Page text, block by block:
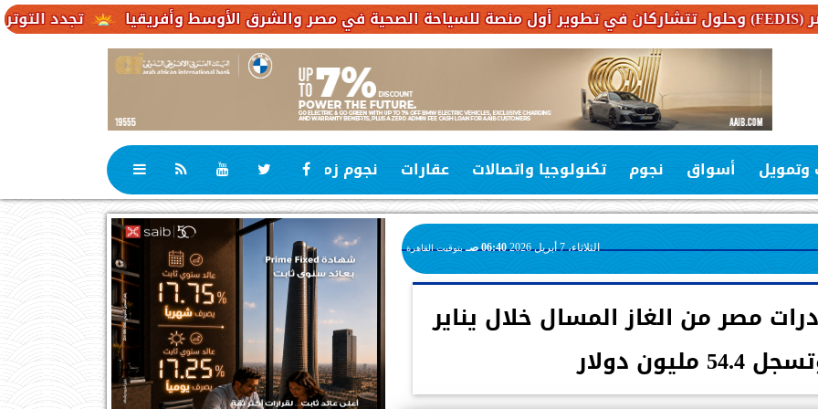
تجدد التوترات يخفض صادرات
وتمويل أسواق نجوم تكنولوجيا واتصالات عقارات نجوم زمان رياضة
الثلاثاء، 7 أبريل 2026 06:40 صـ بتوقيت القاهرة
مصر من الغاز المسال خلال يناير
دولار